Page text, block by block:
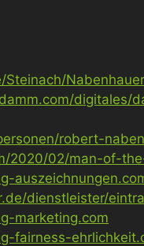
robert-
2020/02/man-of-
dienstleister/
marketing.com
fairness-